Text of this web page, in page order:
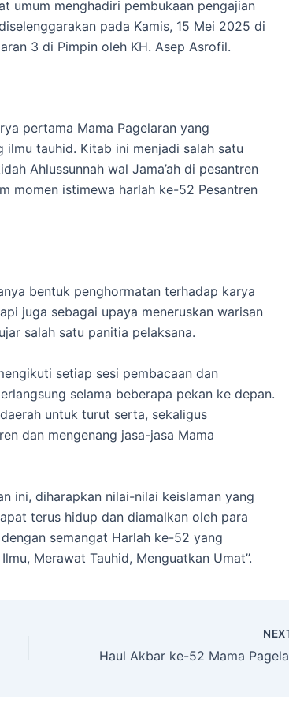
umum menghadiri pembukaan pengajian
pada Kamis, 15 Mei 2025 di
3 di Pimpin oleh KH. Asep Asrofil.
pertama Mama Pagelaran yang
ilmu tauhid. Kitab ini menjadi salah satu
Ahlussunnah wal Jama’ah di pesantren
momen istimewa harlah ke-52 Pesantren
bentuk penghormatan terhadap karya
juga sebagai upaya meneruskan warisan
salah satu panitia pelaksana.
setiap sesi pembacaan dan
selama beberapa pekan ke depan.
untuk turut serta, sekaligus
dan mengenang jasa-jasa Mama
ini, diharapkan nilai-nilai keislaman yang
terus hidup dan diamalkan oleh para
semangat Harlah ke-52 yang
Merawat Tauhid, Menguatkan Umat”.